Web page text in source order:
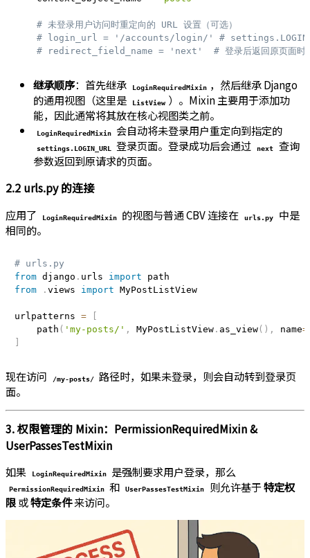
# 未登录用户访问时重定向的 URL 设置（可选）
# login_url = '/accounts/login/' #
# redirect_field_name = 'next'  # 登录后返回原页面时使
继承顺序：首先继承 LoginRequiredMixin ，然后继承 Django
的通用视图（这里是
ListView ）。Mixin 主要用于添加功
能，因此通常将其放在核心视图类之前。
LoginRequiredMixin 会自动将未登录用户重定向到指定的
settings.LOGIN_URL 登录页面。登录成功后会通过 next
查询
参数返回到原请求的页面。
2.2 urls.py 的连接
应用了 LoginRequiredMixin 的视图与普通 CBV 连接在 urls.py
中是
相同的。
# urls.py
from django . urls import
from
. views import MyPostListView
urlpatterns =
    path
( 'my-posts/' , MyPostListView. as_view( ) , name=
现在访问 /my-posts/
路径时，如果未登录，则会自动转到登录页
面。
3. 权限管理的 Mixin：PermissionRequiredMixin &
UserPassesTestMixin
如果 LoginRequiredMixin 是强制要求用户登录，那么
PermissionRequiredMixin 和 UserPassesTestMixin 则允许基于特定权
限或特定条件来访问。